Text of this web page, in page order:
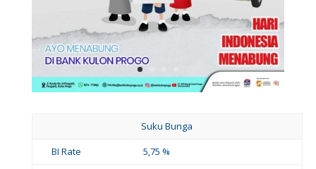
Suku Bunga
BI Rate
5,75 %